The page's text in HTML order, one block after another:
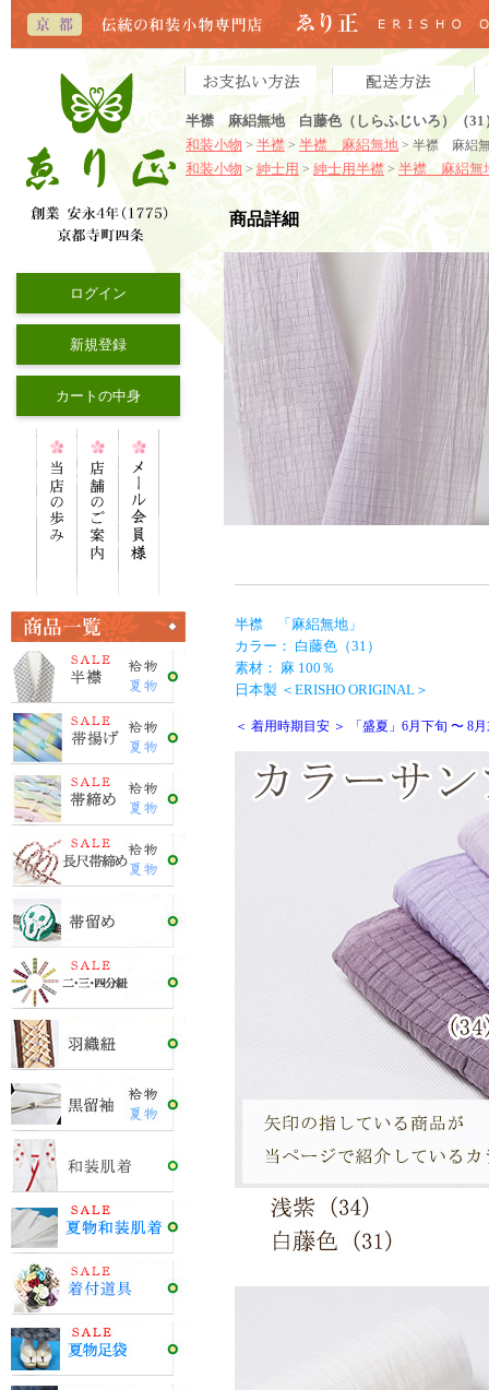
半襟 麻絽無地 白藤色（しらふじいろ）（31
和装小物 > 半襟 > 半襟 麻絽無地 > 半襟 麻絽
和装小物 >紳士用 > 紳士用半襟 > 半襟 麻絽無
ログイン
新規登録
カートの中身
商品詳細
半襟 「麻絽無地」
カラー： 白藤色（31）
素材： 麻 100％
日本製 ＜ERISHO ORIGINAL＞
＜ 着用時期目安 ＞ 「盛夏」6月下旬 〜 8